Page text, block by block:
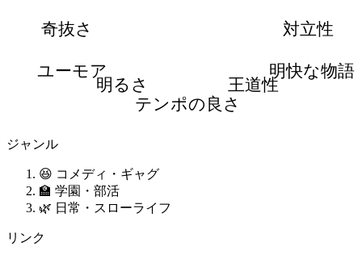
対立性
明快な物語
王道性
テンポの良さ
明るさ
ユーモア
奇抜さ
ジャンル
😆 コメディ・ギャグ
🏫 学園・部活
🌿 日常・スローライフ
リンク